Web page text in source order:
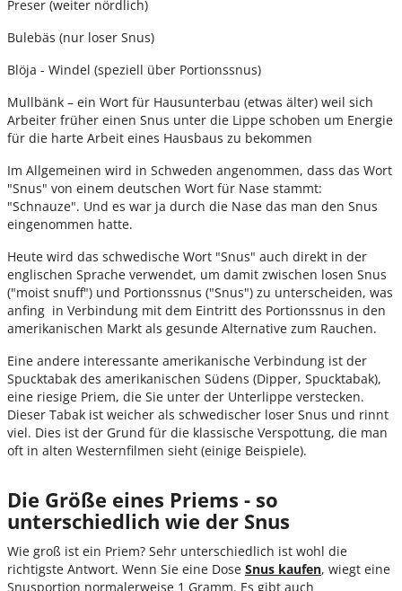
Preser (weiter nördlich)
Bulebäs (nur loser Snus)
Blöja - Windel (speziell über Portionssnus)
Mullbänk – ein Wort für Hausunterbau (etwas älter) weil sich
Arbeiter früher einen Snus unter die Lippe schoben um Energie
für die harte Arbeit eines Hausbaus zu bekommen
Im Allgemeinen wird in Schweden angenommen, dass das Wort
"Snus" von einem deutschen Wort für Nase stammt:
"Schnauze". Und es war ja durch die Nase das man den Snus
eingenommen hatte.
Heute wird das schwedische Wort "Snus" auch direkt in der
englischen Sprache verwendet, um damit zwischen losen Snus
("moist snuff") und Portionssnus ("Snus") zu unterscheiden, was
anfing in Verbindung mit dem Eintritt des Portionssnus in den
amerikanischen Markt als gesunde Alternative zum Rauchen.
Eine andere interessante amerikanische Verbindung ist der
Spucktabak des amerikanischen Südens (Dipper, Spucktabak),
eine riesige Priem, die Sie unter der Unterlippe verstecken.
Dieser Tabak ist weicher als schwedischer loser Snus und rinnt
viel. Dies ist der Grund für die klassische Verspottung, die man
oft in alten Westernfilmen sieht (einige Beispiele).
Die Größe eines Priems - so
unterschiedlich wie der Snus
Wie groß ist ein Priem? Sehr unterschiedlich ist wohl die
richtigste Antwort. Wenn Sie eine Dose Snus kaufen, wiegt eine
Snusportion normalerweise 1 Gramm. Es gibt auch